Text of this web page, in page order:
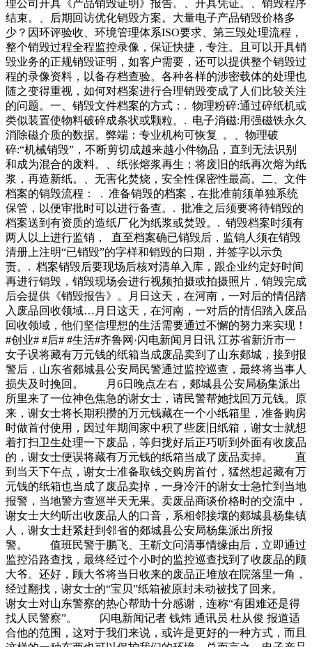
理公司开具《产品销毁证明》报告。、开具凭证。、销毁程序
结束。、后期回访优化销毁方案。大量电子产品销毁价格多
少？因环评验收、环境管理体系ISO要求、第三毁处理流程，
整个销毁过程全程监控录像，保证快捷，专注。且可以开具销
毁业务的正规销毁证明，如客户需要，还可以提供整个销毁过
程的录像资料，以备存档查验。各种各样的涉密载体的处理也
随之变得重视，如何对档案进行合理销毁变成了人们比较关注
的问题。一、销毁文件档案的方式：. 物理粉碎:通过碎纸机或
类似装置使物料破碎成条状或颗粒。. 电子消磁:用强磁铁永久
消除磁介质的数据。弊端：专业机构可恢复 。、物理破
碎:“机械销毁”，不断剪切成越来越小件物品，直到无法识别
和成为混合的废料。、纸张熔浆再生；将废旧的纸再次熔为纸
浆，再造新纸。、无害化焚烧，安全性保密性最高。二、文件
档案的销毁流程： . 准备销毁的档案，在批准前须单独系统
保管，以便审批时可以进行备查。. 批准之后须要将待销毁的
档案送到有资质的造纸厂化为纸浆或焚毁。. 销毁档案时须有
两人以上进行监销， 直至档案确已销毁后，监销人须在销毁
清册上注明“已销毁”的字样和销毁的日期，并签字以示负
责。. 档案销毁后要现场后核对清单入库，跟企业约定好时间
再进行销毁，销毁现场会进行视频拍摄或拍摄照片，销毁完成
后会提供《销毁报告》。月日这天，在河南，一对后的情侣踏
入废品回收领域…月日这天，在河南，一对后的情侣踏入废品
回收领域，他们坚信理想的生活需要通过不懈的努力来实现！
#创业# #后# #生活#齐鲁网·闪电新闻月日讯 江苏省新沂市一
女子误将藏有万元钱的纸箱当成废品卖到了山东郯城，接到报
警后，山东省郯城县公安局民警通过监控巡查，最终将当事人
损失及时挽回。 月6日晚点左右，郯城县公安局杨集派出
所里来了一位神色焦急的谢女士，请民警帮她找回万元钱。原
来，谢女士将长期积攒的万元钱藏在一个小纸箱里，准备购房
时做首付使用，因过年期间家中积了些废旧纸箱，谢女士就想
着打扫卫生处理一下废品，等归拢好后正巧听到外面有收废品
的，谢女士便误将藏有万元钱的纸箱当成了废品卖掉。 直
到当天下午点，谢女士准备取钱交购房首付，猛然想起藏有万
元钱的纸箱也当成了废品卖掉，一身冷汗的谢女士急忙到当地
报警，当地警方查巡半天无果。卖废品商谈价格时的交流中，
谢女士大约听出收废品人的口音，系相邻接壤的郯城县杨集镇
人，谢女士赶紧赶到邻省的郯城县公安局杨集派出所报
警。 值班民警于鹏飞、王靳文问清事情缘由后，立即通过
监控沿路查找，最终经过个小时的监控巡查找到了收废品的顾
大爷。还好，顾大爷将当日收来的废品正堆放在院落里一角，
经过翻找，谢女士的“宝贝”纸箱被原封未动被找了回来。
谢女士对山东警察的热心帮助十分感谢，连称“有困难还是得
找人民警察”。 闪电新闻记者 钱炜 通讯员 杜从俊 报道适
合他的范围，这对于我们来说，或许是更好的一种方式，而且